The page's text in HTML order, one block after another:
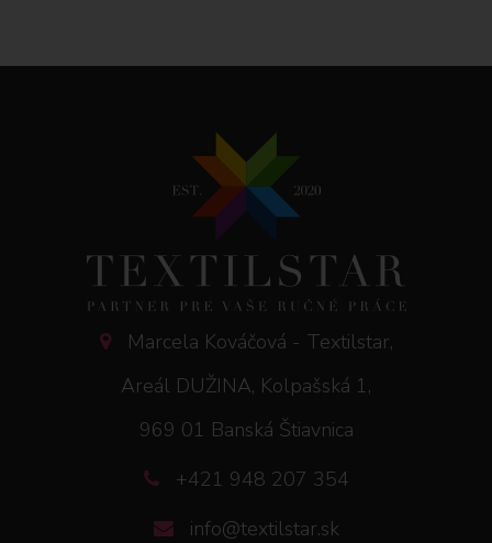
Marcela Kováčová - Textilstar,
Areál DUŽINA, Kolpašská 1,
969 01 Banská Štiavnica
+421 948 207 354
info@textilstar.sk